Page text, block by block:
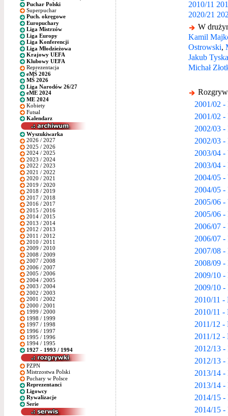
Puchar Polski
Superpuchar
Puch. okręgowe
Europuchary
Liga Mistrzów
Liga Europy
Liga Konferencji
Liga Młodzieżowa
Krajowy UEFA
Klubowy UEFA
Reprezentacja
eMŚ 2026
MŚ 2026
Liga Narodów 26/27
eME 2024
ME 2024
Kobiety
Futsal
Kalendarz
Wyszukiwarka
2026 / 2027
2025 / 2026
2024 / 2025
2023 / 2024
2022 / 2023
2021 / 2022
2020 / 2021
2019 / 2020
2018 / 2019
2017 / 2018
2016 / 2017
2015 / 2016
2014 / 2015
2013 / 2014
2012 / 2013
2011 / 2012
2010 / 2011
2009 / 2010
2008 / 2009
2007 / 2008
2006 / 2007
2005 / 2006
2004 / 2005
2003 / 2004
2002 / 2003
2001 / 2002
2000 / 2001
1999 / 2000
1998 / 1999
1997 / 1998
1996 / 1997
1995 / 1996
1994 / 1995
1927 - 1993 / 1994
PZPN
Mistrzostwa Polski
Puchary w Polsce
Reprezentanci
Ligowcy
Rywalizacje
Serie
2010/11
2020/21
W
Kamil
Ostrowski,
Jakub Tyska
Michał
2001/02 -
2001/02 -
2002/03 -
2002/03 -
2003/04 -
2003/04 -
2004/05 -
2004/05 -
2005/06 -
2005/06 -
2006/07 -
2006/07 -
2007/08 -
2008/09 -
2009/10 -
2009/10 -
2010/11 -
2010/11 -
2011/12 -
2011/12 -
2012/13 -
2012/13 -
2013/14 -
2013/14 -
2014/15 -
2014/15 -